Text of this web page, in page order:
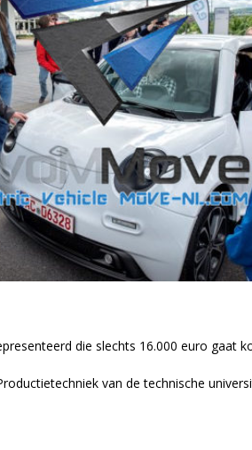
die slechts 16.000 euro gaat
van de technische